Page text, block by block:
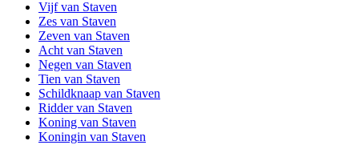
Vijf van Staven
Zes van Staven
Zeven van Staven
Acht van Staven
Negen van Staven
Tien van Staven
Schildknaap van Staven
Ridder van Staven
Koning van Staven
Koningin van Staven